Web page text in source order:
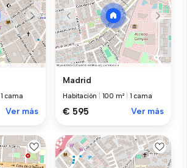
1 cama
Ver más
Madrid
Habitación 100 m² 1 cama
€ 595 Ver más